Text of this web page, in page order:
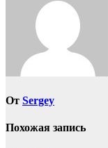
От Sergey
Похожая запись